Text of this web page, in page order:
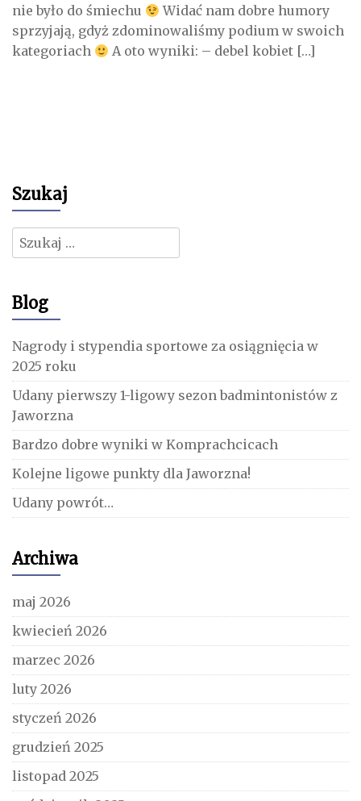
nie było do śmiechu
Widać nam dobre humory
sprzyjają, gdyż zdominowaliśmy podium w swoich
kategoriach
A oto wyniki: – debel kobiet […]
Szukaj
Szukaj:
Blog
Nagrody i stypendia sportowe za osiągnięcia w
2025 roku
Udany pierwszy 1-ligowy sezon badmintonistów z
Jaworzna
Bardzo dobre wyniki w Komprachcicach
Kolejne ligowe punkty dla Jaworzna!
Udany powrót…
Archiwa
maj 2026
kwiecień 2026
marzec 2026
luty 2026
styczeń 2026
grudzień 2025
listopad 2025